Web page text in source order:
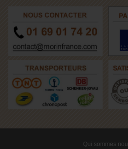
Qui sommes